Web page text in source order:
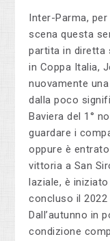
Inter-Parma,
scena questa
partita in diretta
in Coppa Italia,
nuovamente
dalla poco
Baviera del 1°
guardare i
oppure è
vittoria a San
laziale, è
concluso il
Dall’autunno in
condizione